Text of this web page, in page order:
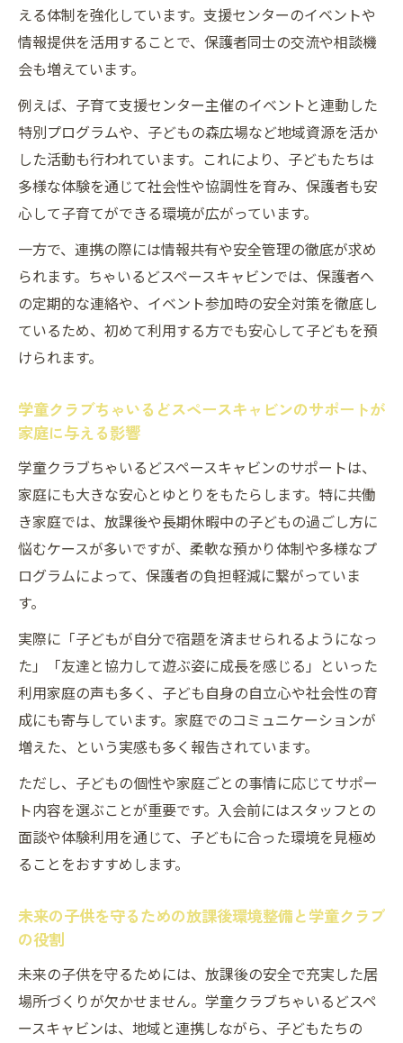
える体制を強化しています。支援センターのイベントや
情報提供を活用することで、保護者同士の交流や相談機
会も増えています。
例えば、子育て支援センター主催のイベントと連動した
特別プログラムや、子どもの森広場など地域資源を活か
した活動も行われています。これにより、子どもたちは
多様な体験を通じて社会性や協調性を育み、保護者も安
心して子育てができる環境が広がっています。
一方で、連携の際には情報共有や安全管理の徹底が求め
られます。ちゃいるどスペースキャビンでは、保護者へ
の定期的な連絡や、イベント参加時の安全対策を徹底し
ているため、初めて利用する方でも安心して子どもを預
けられます。
学童クラブちゃいるどスペースキャビンのサポートが
家庭に与える影響
学童クラブちゃいるどスペースキャビンのサポートは、
家庭にも大きな安心とゆとりをもたらします。特に共働
き家庭では、放課後や長期休暇中の子どもの過ごし方に
悩むケースが多いですが、柔軟な預かり体制や多様なプ
ログラムによって、保護者の負担軽減に繋がっていま
す。
実際に「子どもが自分で宿題を済ませられるようになっ
た」「友達と協力して遊ぶ姿に成長を感じる」といった
利用家庭の声も多く、子ども自身の自立心や社会性の育
成にも寄与しています。家庭でのコミュニケーションが
増えた、という実感も多く報告されています。
ただし、子どもの個性や家庭ごとの事情に応じてサポー
ト内容を選ぶことが重要です。入会前にはスタッフとの
面談や体験利用を通じて、子どもに合った環境を見極め
ることをおすすめします。
未来の子供を守るための放課後環境整備と学童クラブ
の役割
未来の子供を守るためには、放課後の安全で充実した居
場所づくりが欠かせません。学童クラブちゃいるどスペ
ースキャビンは、地域と連携しながら、子どもたちの